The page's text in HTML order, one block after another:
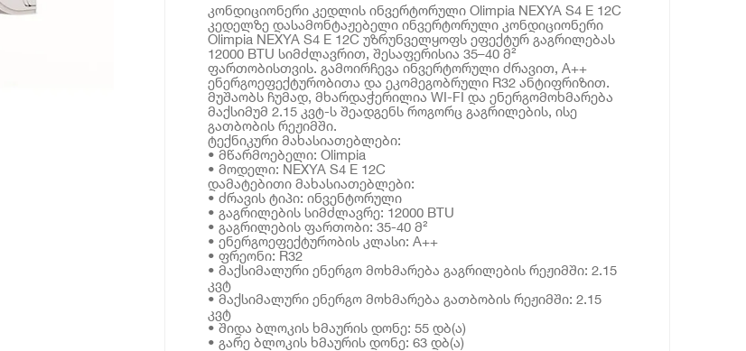
კონდიციონერი კედლის ინვერტორული Olimpia NEXYA S4 E 12C
კედელზე დასამონტაჟებელი ინვერტორული კონდიციონერი
Olimpia NEXYA S4 E 12C უზრუნველყოფს ეფექტურ გაგრილებას
12000 BTU სიმძლავრით, შესაფერისია 35–40 მ²
ფართობისთვის. გამოირჩევა ინვერტორული ძრავით, A++
ენერგოეფექტურობითა და ეკომეგობრული R32 ანტიფრიზით.
მუშაობს ჩუმად, მხარდაჭერილია WI-FI და ენერგომოხმარება
მაქსიმუმ 2.15 კვტ-ს შეადგენს როგორც გაგრილების, ისე
გათბობის რეჟიმში.
ტექნიკური მახასიათებლები:
• მწარმოებელი: Olimpia
• მოდელი: NEXYA S4 E 12C
დამატებითი მახასიათებლები:
• ძრავის ტიპი: ინვენტორული
• გაგრილების სიმძლავრე: 12000 BTU
• გაგრილების ფართობი: 35-40 მ²
• ენერგოეფექტურობის კლასი: A++
• ფრეონი: R32
• მაქსიმალური ენერგო მოხმარება გაგრილების რეჟიმში: 2.15
კვტ
• მაქსიმალური ენერგო მოხმარება გათბობის რეჟიმში: 2.15
კვტ
• შიდა ბლოკის ხმაურის დონე: 55 დბ(ა)
• გარე ბლოკის ხმაურის დონე: 63 დბ(ა)